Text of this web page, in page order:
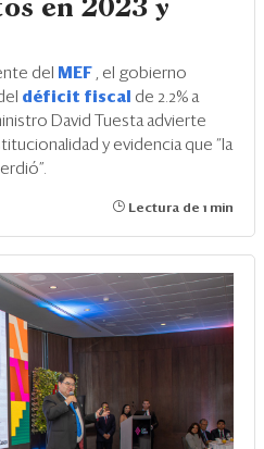
en 2023 y
del MEF , el gobierno
déficit fiscal de 2.2% a
David Tuesta advierte
y evidencia que “la
Lectura de 1 min